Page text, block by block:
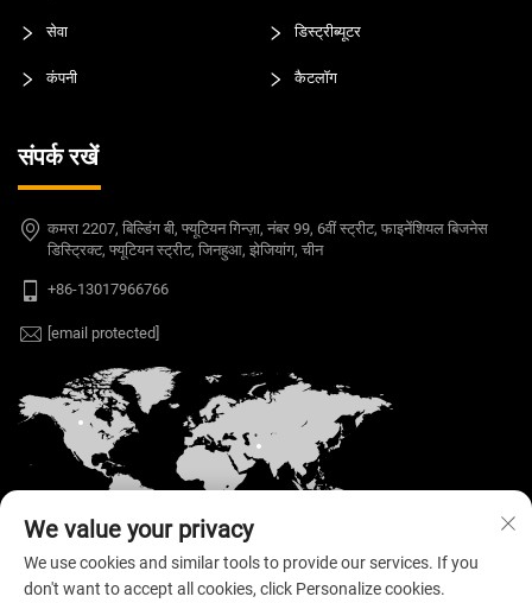
सेवा डिस्ट्रीब्यूटर
कंपनी कैटलॉग
संपर्क रखें
कमरा 2207, बिल्डिंग बी, फ्यूटियन गिन्ज़ा, नंबर 99, 6वीं स्ट्रीट, फाइनेंशियल बिजनेस
डिस्ट्रिक्ट, फ्यूटियन स्ट्रीट, जिनहुआ, झेजियांग, चीन
+86-13017966766
[email protected]
We value your privacy
We use cookies and similar tools to provide our services. If you
don't want to accept all cookies, click Personalize cookies.